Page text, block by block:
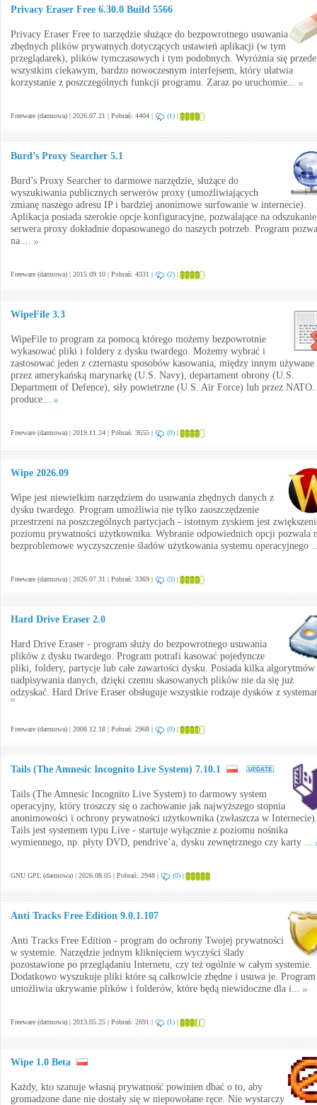
Privacy Eraser Free 6.30.0 Build 5566
Privacy Eraser Free to narzędzie służące do bezpowrotnego usuwania
zbędnych plików prywatnych dotyczących ustawień aplikacji (w tym
przeglądarek), plików tymczasowych i tym podobnych. Wyróżnia się przede
wszystkim ciekawym, bardzo nowoczesnym interfejsem, który ułatwia
korzystanie z poszczególnych funkcji programu. Zaraz po uruchomie...
Freeware (darmowa) | 2026.07.21 | Pobrań: 4404 | (1) |
Burd’s Proxy Searcher 5.1
Burd’s Proxy Searcher to darmowe narzędzie, służące do
wyszukiwania publicznych serwerów proxy (umożliwiających
zmianę naszego adresu IP i bardziej anonimowe surfowanie w internecie).
Aplikacja posiada szerokie opcje konfiguracyjne, pozwalające na odszukanie
serwera proxy dokładnie dopasowanego do naszych potrzeb. Program
na ...
Freeware (darmowa) | 2015.09.10 | Pobrań: 4331 | (2) |
WipeFile 3.3
WipeFile to program za pomocą którego możemy bezpowrotnie
wykasować pliki i foldery z dysku twardego. Możemy wybrać i
zastosować jeden z czternastu sposobów kasowania, między innym używane
przez amerykańską marynarkę (U.S. Navy), departament obrony (U.S.
Department of Defence), siły powietrzne (U.S. Air Force) lub przez
produce...
Freeware (darmowa) | 2019.11.24 | Pobrań: 3655 | (0) |
Wipe 2026.09
Wipe jest niewielkim narzędziem do usuwania zbędnych danych z
dysku twardego. Program umożliwia nie tylko zaoszczędzenie
przestrzeni na poszczególnych partycjach - istotnym zyskiem jest
poziomu prywatności użytkownika. Wybranie odpowiednich opcji pozwala
bezproblemowe wyczyszczenie śladów użytkowania systemu operacyjnego
Freeware (darmowa) | 2026.07.31 | Pobrań: 3369 | (3) |
Hard Drive Eraser 2.0
Hard Drive Eraser - program służy do bezpowrotnego usuwania
plików z dysku twardego. Program potrafi kasować pojedyncze
pliki, foldery, partycje lub całe zawartości dysku. Posiada kilka algorytmów
nadpisywania danych, dzięki czemu skasowanych plików nie da się już
odzyskać. Hard Drive Eraser obsługuje wszystkie rodzaje dysków z
Freeware (darmowa) | 2008.12.18 | Pobrań: 2968 | (0) |
Tails (The Amnesic Incognito Live System) 7.10.1
Tails (The Amnesic Incognito Live System) to darmowy system
operacyjny, który troszczy się o zachowanie jak najwyższego stopnia
anonimowości i ochrony prywatności użytkownika (zwłaszcza w Internecie).
Tails jest systemem typu Live - startuje wyłącznie z poziomu nośnika
wymiennego, np. płyty DVD, pendrive’a, dysku zewnętrznego czy karty ...
GNU GPL (darmowa) | 2026.08.05 | Pobrań: 2948 | (0) |
Anti Tracks Free Edition 9.0.1.107
Anti Tracks Free Edition - program do ochrony Twojej prywatności
w systemie. Narzędzie jednym kliknięciem wyczyści ślady
pozostawione po przeglądaniu Internetu, czy też ogólnie w całym systemie.
Dodatkowo wyszukuje pliki które są całkowicie zbędne i usuwa je. Program
umożliwia ukrywanie plików i folderów, które będą niewidoczne dla i...
Freeware (darmowa) | 2013.05.25 | Pobrań: 2691 | (1) |
Wipe 1.0 Beta
Każdy, kto szanuje własną prywatność powinien dbać o to, aby
gromadzone dane nie dostały się w niepowołane ręce. Nie wystarczy